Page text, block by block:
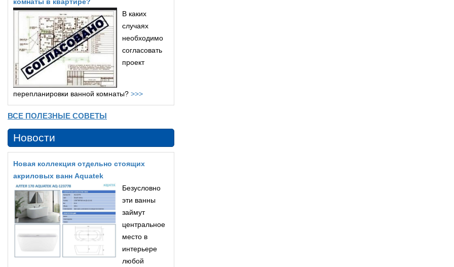
В каких
случаях
необходимо
согласовать
проект
перепланировки ванной комнаты? >>>
ВСЕ ПОЛЕЗНЫЕ СОВЕТЫ
Новости
Новая коллекция отдельно стоящих
акриловых ванн Aquatek
Безусловно
эти ванны
займут
центральное
место в
интерьере
любой